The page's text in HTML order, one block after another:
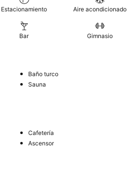
Estacionamiento Aire acondicionado
Bar Gimnasio
Baño turco
Sauna
Cafetería
Ascensor